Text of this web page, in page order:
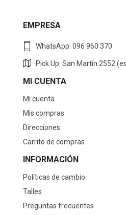
EMPRESA
WhatsApp: 096 960 370
Pick Up: San Martín 2552
MI CUENTA
Mi cuenta
Mis compras
Direcciones
Carrito de compras
INFORMACIÓN
Políticas de cambio
Talles
Preguntas frecuentes